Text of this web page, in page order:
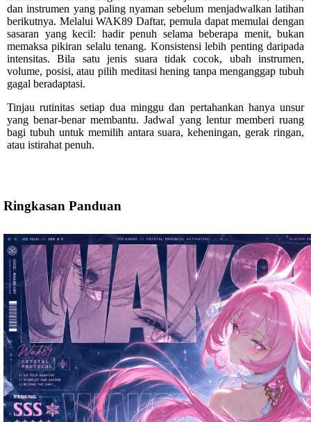
dan instrumen yang paling nyaman sebelum menjadwalkan latihan
berikutnya. Melalui WAK89 Daftar, pemula dapat memulai dengan
sasaran yang kecil: hadir penuh selama beberapa menit, bukan
memaksa pikiran selalu tenang. Konsistensi lebih penting daripada
intensitas. Bila satu jenis suara tidak cocok, ubah instrumen,
volume, posisi, atau pilih meditasi hening tanpa menganggap tubuh
gagal beradaptasi.
Tinjau rutinitas setiap dua minggu dan pertahankan hanya unsur
yang benar-benar membantu. Jadwal yang lentur memberi ruang
bagi tubuh untuk memilih antara suara, keheningan, gerak ringan,
atau istirahat penuh.
Ringkasan Panduan